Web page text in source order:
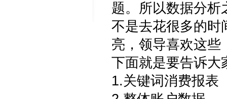
题。所以数据分析
不是去花很多的时
亮，领导喜欢这些
下面就是要告诉大
1.关键词消费报表